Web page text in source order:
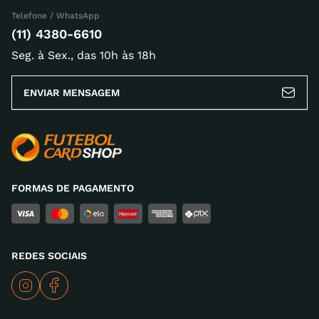
Escreva uma avaliação
Telefone / WhatsApp
(11) 4380-6610
Seg. à Sex., das 10h às 18h
ENVIAR MENSAGEM
FORMAS DE PAGAMENTO
REDES SOCIAIS